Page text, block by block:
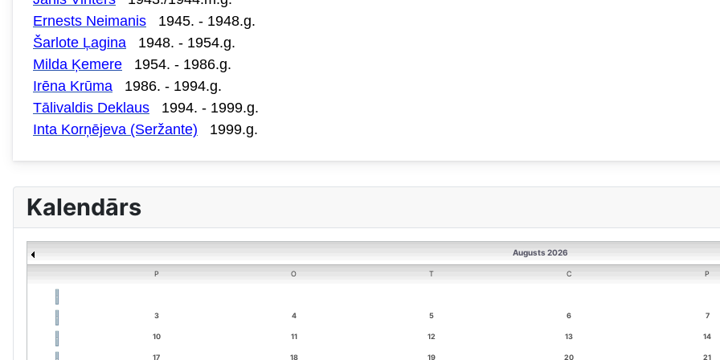
Ernests Neimanis 1945. - 1948.g.
Šarlote Ļagina 1948. - 1954.g.
Milda Ķemere
1954. - 1986.g.
Irēna Krūma 1986. - 1994.g.
Tālivaldis Deklaus 1994. - 1999.g.
Inta Korņējeva (Seržante)
1999.g.
Kalendārs
Augusts 2026
P O T C P
3 4 5 6 7
10 11 12 13 14
17 18 19 20 21